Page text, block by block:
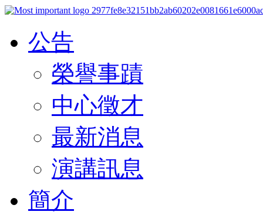
公告
榮譽事蹟
中心徵才
最新消息
演講訊息
簡介